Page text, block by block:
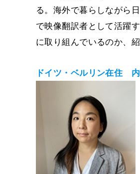
る。海外で暮らしながら
で映像翻訳者として活躍
に取り組んでいるのか、紹
ドイツ・ベルリン在住